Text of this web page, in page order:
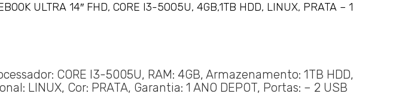
ULTRA 14″ FHD, CORE I3-5005U, 4GB,1TB HDD, LINUX, PRATA – 1
CORE I3-5005U, RAM: 4GB, Armazenamento: 1TB HDD,
LINUX, Cor: PRATA, Garantia: 1 ANO DEPOT, Portas: – 2 USB